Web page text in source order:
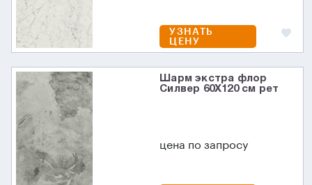
УЗНАТЬ
ЦЕНУ
Шарм экстра флор
Силвер 60X120 см рет
цена по запросу